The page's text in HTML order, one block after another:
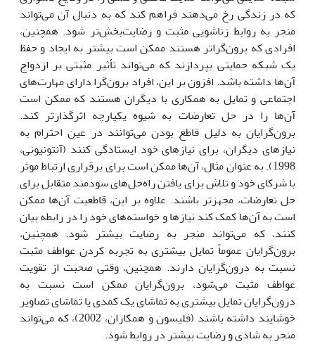
که در زندگی رخ می‌دهند فراهم کند که به دنبال آن می‌تواند
منجر به روابط زناشویی مثبت و رضایت‌بخش‌تر شود. همچنین،
افرادی که برون‌گراتر هستند ممکن است بیشتر به ایجاد و حفظ
یک شبکه حمایتی بپردازند که می‌تواند تأثیر مثبتی بر ازدواج
آن‌ها داشته باشد. افزون بر این، افراد برون‌گرا دارای مهارت‌های
اجتماعی و تمایل به همکاری با دیگران هستند که ممکن است
آن‌ها را در حل تعارضات به شیوه یکپارچه اثرگذارتر کند.
برون‌گرایان به دلیل قاطع بودن می‌توانند در عین احترام به
نیازهای دیگران، برای نیازهای خود ایستادگی کنند (آنتونیونی،
1998). به عنوان مثال، آن‌ها ممکن است برای برقراری ارتباط موثر
با شرکای خود و تلاش برای یافتن راه‌حل‌های سودمند متقابل برای
حل تعارضات، مجهزتر باشند. علاوه بر این، قاطعیت آن‌ها ممکن
است به آن‌ها کمک کند نیازها و خواسته‌های خود را در رابطه بیان
کنند، که می‌تواند منجر به رضایت بیشتر شود. همچنین،
برون‌گرایان عموماً تمایل بیشتری به تجربه کردن عواطف مثبت
نسبت به درون‌گرایان دارند. همچنین، وقتی صحبت از تقویت
عواطف مثبت می‌شود، برون‌گرایان ممکن است نسبت به
درون‌گرایان تمایل بیشتری به تماشای یک کمدی یا تماشای تصاویر
خوشایند داشته باشند (فلیسون و همکاران، 2002)، که می‌تواند
منجر به شادی و رضایت بیشتر در روابط شود.